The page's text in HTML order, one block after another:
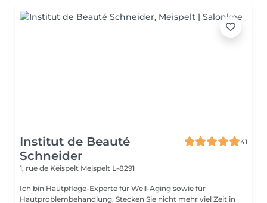
Institut de Beauté
Schneider
41
1, rue de Keispelt Meispelt L-8291
Ich bin Hautpflege-Experte für Well-Aging sowie für
Hautproblembehandlung. Stecken Sie nicht mehr viel Zeit in